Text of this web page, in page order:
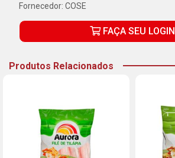
Fornecedor: COSE
FAÇA SEU LOGIN
Produtos Relacionados